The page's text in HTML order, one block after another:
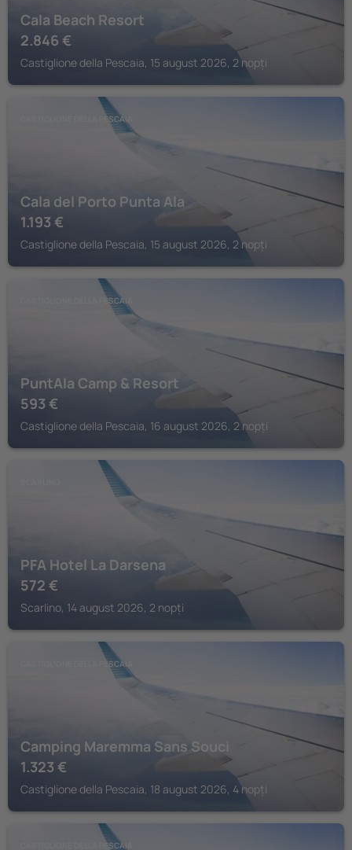
Cala Beach Resort
2.846 €
Castiglione della Pescaia, 15 august 2026, 2 nopți
CASTIGLIONE DELLA PESCAIA
Cala del Porto Punta Ala
1.193 €
Castiglione della Pescaia, 15 august 2026, 2 nopți
CASTIGLIONE DELLA PESCAIA
PuntAla Camp & Resort
593 €
Castiglione della Pescaia, 16 august 2026, 2 nopți
PFA Hotel La Darsena
572 €
Scarlino, 14 august 2026, 2 nopți
CASTIGLIONE DELLA PESCAIA
Camping Maremma Sans Souci
1.323 €
Castiglione della Pescaia, 18 august 2026, 4 nopți
CASTIGLIONE DELLA PESCAIA